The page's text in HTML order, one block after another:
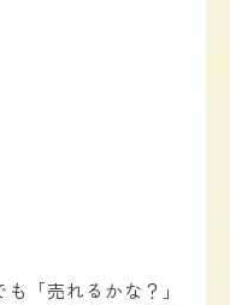
「売れるかな？」